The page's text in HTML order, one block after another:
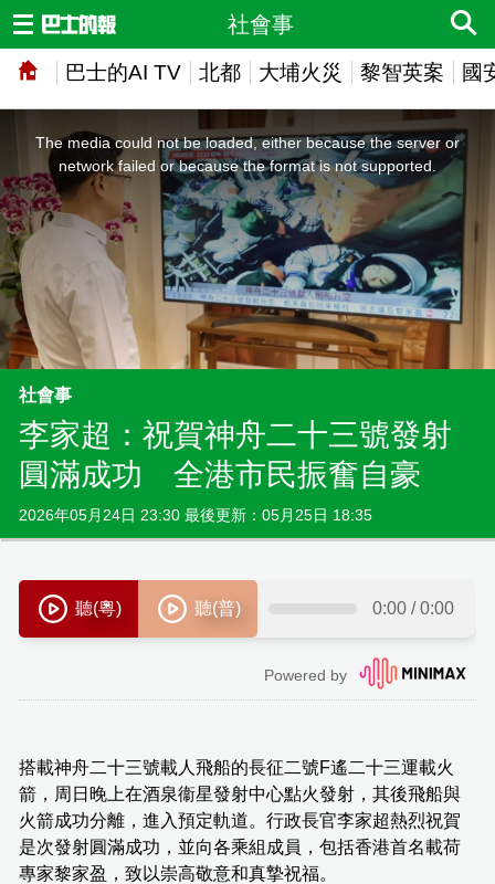
巴士的AI TV 北都 大埔火災 黎智英案 國
社會事
The media could not be loaded, either because the server or
network failed or because the format is not supported.
社會事
李家超：祝賀神舟二十三號發射
圓滿成功 全港市民振奮自豪
2026年05月24日 23:30 最後更新：05月25日 18:35
​搭載神舟二十三號載人飛船的長征二號F遙二十三運載火
箭，周日晚上在酒泉衞星發射中心點火發射，其後飛船與
火箭成功分離，進入預定軌道。行政長官李家超熱烈祝賀
是次發射圓滿成功，並向各乘組成員，包括香港首名載荷
專家黎家盈，致以崇高敬意和真摯祝福。